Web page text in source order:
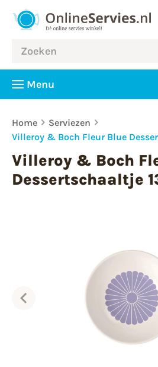
Menu
Home
Serviezen
Villeroy & Boch Fleur Blue
Villeroy & Boch
Dessertschaaltje